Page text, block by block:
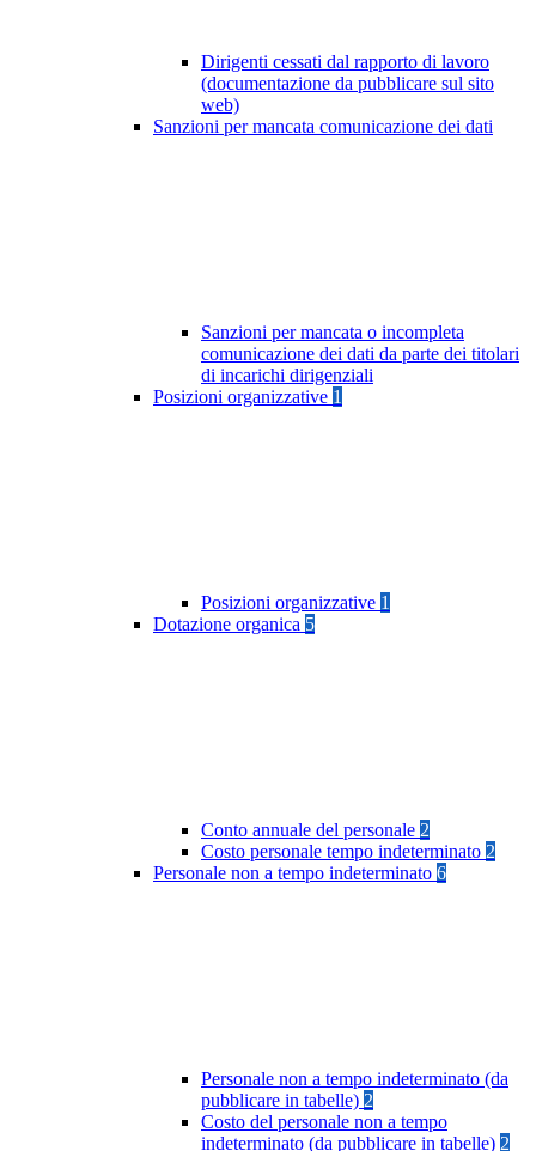
Dirigenti cessati dal rapporto di lavoro
(documentazione da pubblicare sul sito
web)
Sanzioni per mancata comunicazione dei dati
Sanzioni per mancata o incompleta
comunicazione dei dati da parte dei titolari
di incarichi dirigenziali
Posizioni organizzative 1
Posizioni organizzative 1
Dotazione organica 5
Conto annuale del personale 2
Costo personale tempo indeterminato 2
Personale non a tempo indeterminato 6
Personale non a tempo indeterminato (da
pubblicare in tabelle) 2
Costo del personale non a tempo
indeterminato (da pubblicare in tabelle) 2